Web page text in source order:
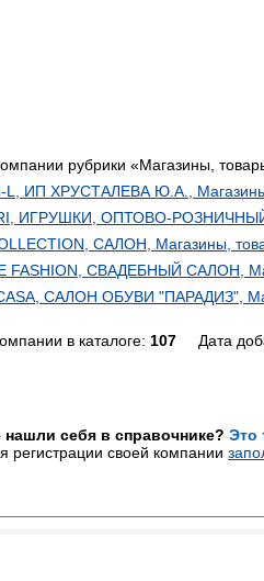
рубрики «Магазины,
L, ИП ХРУСТАЛЕВА Ю.А.,
ИГРУШКИ, ОПТОВО-РОЗНИЧНЫЙ
САЛОН, Магазины,
FASHION, СВАДЕБНЫЙ САЛОН,
САЛОН ОБУВИ "ПАРАДИЗ",
в каталоге: 107 Дата
нашли себя в справочнике? Это
регистрации своей компании